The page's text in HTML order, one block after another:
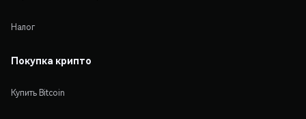
Налог
Покупка крипто
Купить Bitcoin